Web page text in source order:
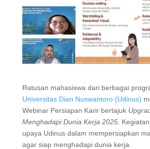
Ratusan mahasiswa dari berbagai
Universitas Dian Nuswantoro (Udinus)
Webinar Persiapan Karir bertajuk
Menghadapi Dunia Kerja 2025.
upaya Udinus dalam mempersiapkan
agar siap menghadapi dunia kerja.